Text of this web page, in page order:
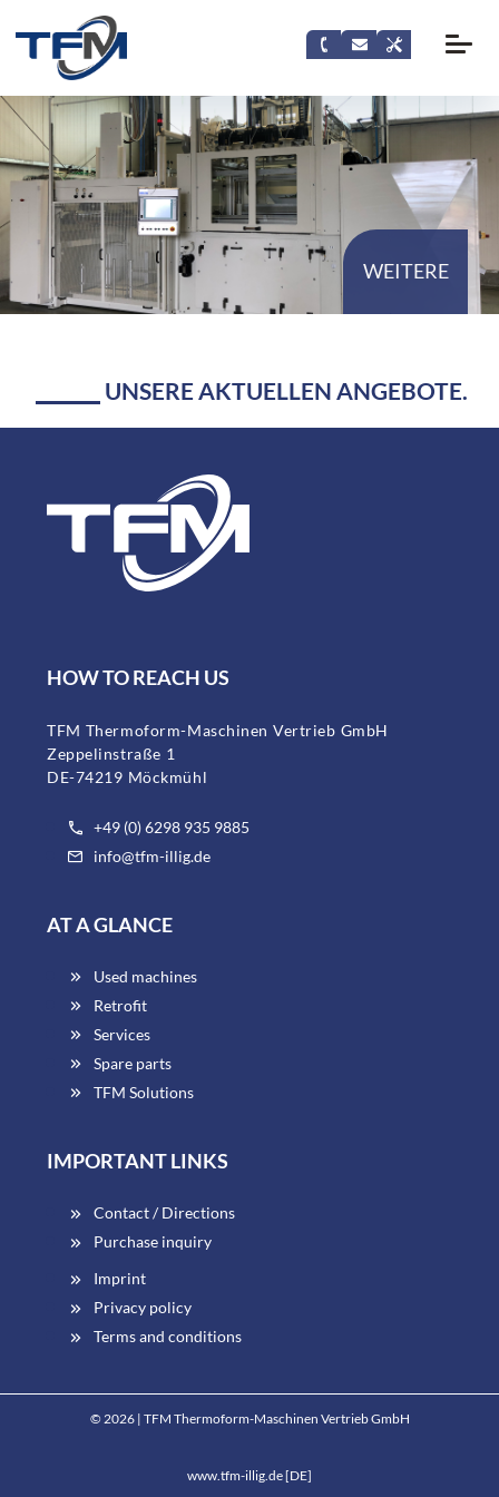
WEITERE
UNSERE AKTUELLEN ANGEBOTE.
HOW TO REACH US
TFM Thermoform-Maschinen Vertrieb GmbH
Zeppelinstraße 1
DE-74219 Möckmühl
+49 (0) 6298 935 9885
info@tfm-illig.de
AT A GLANCE
Used machines
Retrofit
Services
Spare parts
TFM Solutions
IMPORTANT LINKS
Contact / Directions
Purchase inquiry
Imprint
Privacy policy
Terms and conditions
© 2026 | TFM Thermoform-Maschinen Vertrieb GmbH
www.tfm-illig.de [DE]